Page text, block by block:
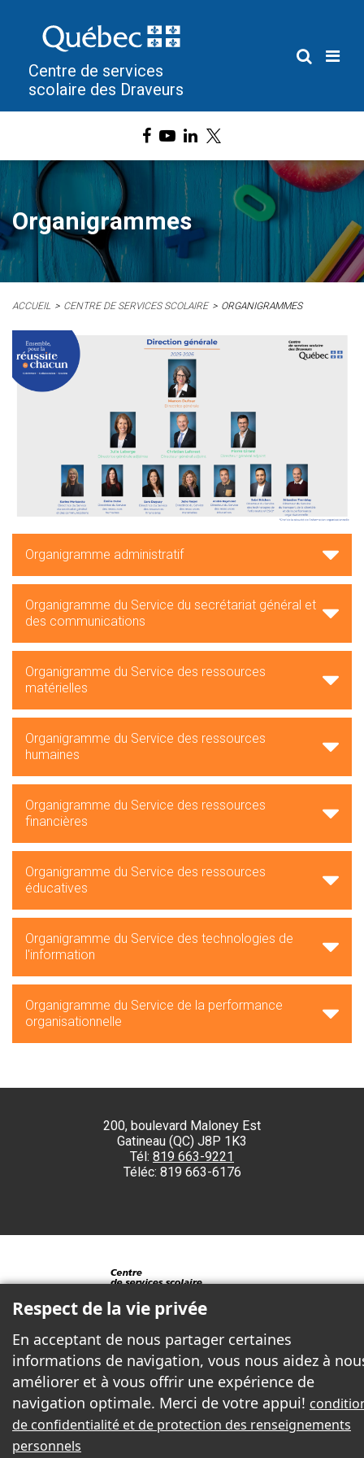
Centre de services
scolaire des Draveurs
Organigrammes
ACCUEIL CENTRE DE SERVICES SCOLAIRE ORGANIGRAMMES
Organigramme administratif
Organigramme du Service du secrétariat général et
des communications
Organigramme du Service des ressources
matérielles
Organigramme du Service des ressources
humaines
Organigramme du Service des ressources
financières
Organigramme du Service des ressources
éducatives
Organigramme du Service des technologies de
l'information
Organigramme du Service de la performance
organisationnelle
200, boulevard Maloney Est
Gatineau (QC) J8P 1K3
Tél: 819 663-9221
Téléc: 819 663-6176
© Gouvernement du Québec, 2026
2026 - Tous droits réservés. © Centre de services scolaire des Draveurs
Respect de la vie privée
En acceptant de nous partager certaines
informations de navigation, vous nous aidez à
améliorer et à vous offrir une expérience de
navigation optimale. Merci de votre appui!
de confidentialité et de protection des renseignements
personnels